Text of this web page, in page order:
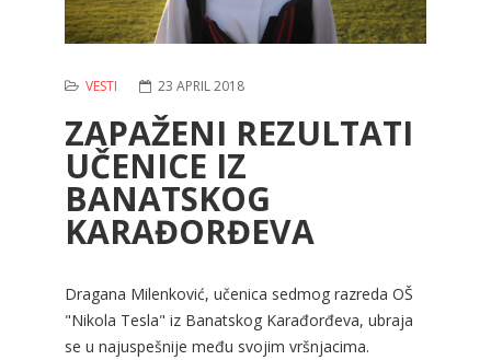
VESTI 23 APRIL 2018
ZAPAŽENI REZULTATI
UČENICE IZ
BANATSKOG
KARAĐORĐEVA
Dragana Milenković, učenica sedmog razreda OŠ
"Nikola Tesla" iz Banatskog Karađorđeva, ubraja
se u najuspešnije među svojim vršnjacima.